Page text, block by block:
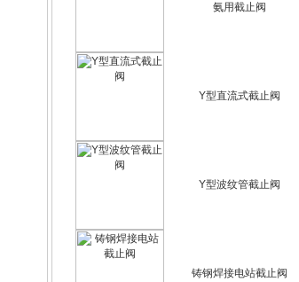
氨用截止阀
Y型直流式截止阀
Y型波纹管截止阀
铸钢焊接电站截止阀